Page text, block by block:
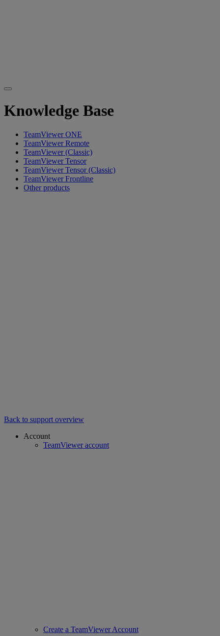
Knowledge Base
TeamViewer ONE
TeamViewer Remote
TeamViewer (Classic)
TeamViewer Tensor
TeamViewer Tensor (Classic)
TeamViewer Frontline
Other products
Back to support overview
Account
TeamViewer account
Create a TeamViewer Account